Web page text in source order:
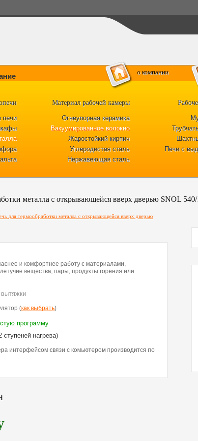
о компании
печи
Материал рабочей камеры
Огнеупорная керамика
Вакуумированное волокно
Жаростойкий кирпич
Углеродистая сталь
Нержавеющая сталь
Печи с
металла с открывающейся вверх дверью SNOL
для термообработки металла с открывающейся вверх дверью
и комфортнее работу с материалами,
вещества, пары, продукты горения или
вытяжки
(как выбрать)
программу
нагрева)
интерфейсом связи с комьютером производится по